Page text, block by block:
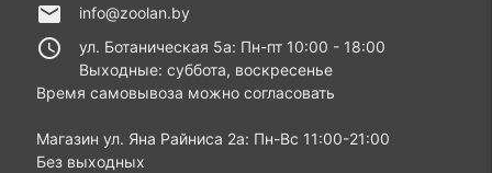
email info@zoolan.by
access_time
ул. Ботаническая 5а: Пн-пт 10:00 - 18:00
Выходные: суббота, воскресенье
Время самовывоза можно согласовать
Магазин ул. Яна Райниса 2а: Пн-Вс 11:00-21:00
Без выходных